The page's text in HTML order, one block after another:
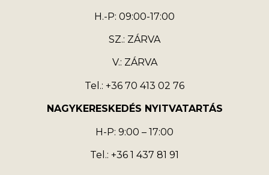
H.-P: 09:00-17:00
SZ.: ZÁRVA
V.: ZÁRVA
Tel.: +36 70 413 02 76
NAGYKERESKEDÉS NYITVATARTÁS
H-P: 9:00 – 17:00
Tel.: +36 1 437 81 91